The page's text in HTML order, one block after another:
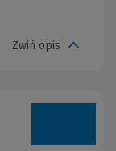
Zwiń opis